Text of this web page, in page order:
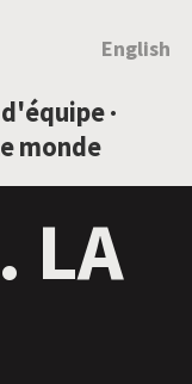
·
monde
English
LA